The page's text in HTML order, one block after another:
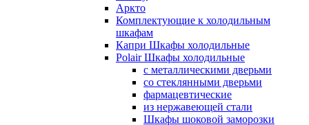
Аркто
Комплектующие к холодильным
шкафам
Капри Шкафы холодильные
Polair Шкафы холодильные
с металлическими дверьми
со стеклянными дверьми
фармацевтические
из нержавеющей стали
Шкафы шоковой заморозки